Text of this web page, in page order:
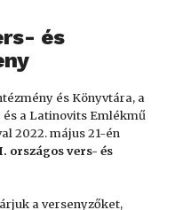
és
és Könyvtára, a
a Latinovits Emlékmű
2022. május 21-én
országos vers- és
a versenyzőket,